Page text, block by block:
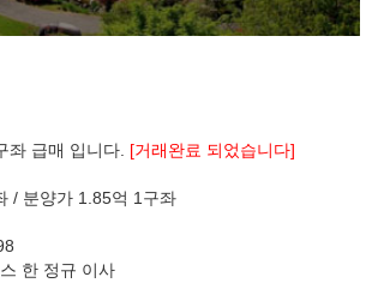
좌 급매 입니다. [거래완료 되었습니다]
/ 분양가 1.85억 1구좌
한 정규 이사